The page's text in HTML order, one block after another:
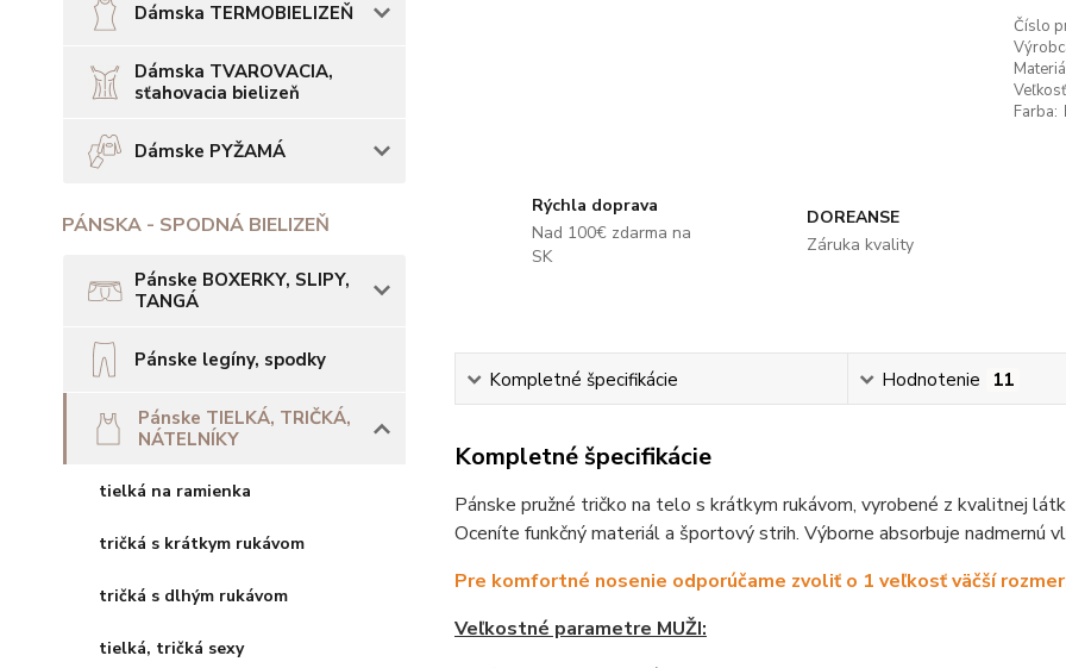
Dámska TERMOBIELIZEŇ
Dámska TVAROVACIA,
sťahovacia bielizeň
Dámske PYŽAMÁ
PÁNSKA - SPODNÁ BIELIZEŇ
Pánske BOXERKY, SLIPY,
TANGÁ
Pánske legíny, spodky
Pánske TIELKÁ, TRIČKÁ,
NÁTELNÍKY
tielká na ramienka
tričká s krátkym rukávom
tričká s dlhým rukávom
tielká, tričká sexy
Číslo
Farba:
Rýchla doprava
Nad 100€ zdarma na
SK
DOREANSE
Záruka kvality
Kompletné špecifikácie Hodnotenie 11
Kompletné špecifikácie
Pánske pružné tričko na telo s krátkym rukávom, vyrobené z kvalitnej
Oceníte funkčný materiál a športový strih. Výborne absorbuje nadmernú
Pre komfortné nosenie odporúčame zvoliť o 1 veľkosť väčší
Veľkostné parametre MUŽI: